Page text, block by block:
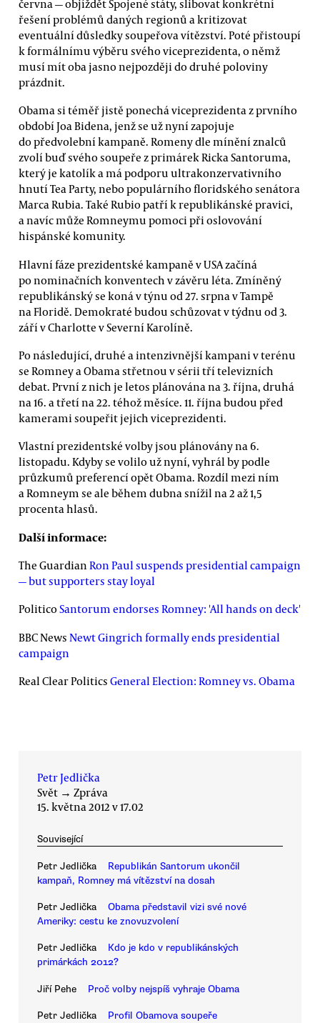
června — objíždět Spojené státy, slibovat konkrétní
řešení problémů daných regionů a kritizovat
eventuální důsledky soupeřova vítězství. Poté přistoupí
k formálnímu výběru svého viceprezidenta, o němž
musí mít oba jasno nejpozději do druhé poloviny
prázdnit.
Obama si téměř jistě ponechá viceprezidenta z prvního
období Joa Bidena, jenž se už nyní zapojuje
do předvolební kampaně. Romeny dle mínění znalců
zvolí buď svého soupeře z primárek Ricka Santoruma,
který je katolík a má podporu ultrakonzervativního
hnutí Tea Party, nebo populárního floridského senátora
Marca Rubia. Také Rubio patří k republikánské pravici,
a navíc může Romneymu pomoci při oslovování
hispánské komunity.
Hlavní fáze prezidentské kampaně v USA začíná
po nominačních konventech v závěru léta. Zmíněný
republikánský se koná v týnu od 27. srpna v Tampě
na Floridě. Demokraté budou schůzovat v týdnu od 3.
září v Charlotte v Severní Karolíně.
Po následující, druhé a intenzivnější kampani v terénu
se Romney a Obama střetnou v sérii tří televizních
debat. První z nich je letos plánována na 3. října, druhá
na 16. a třetí na 22. téhož měsíce. 11. října budou před
kamerami soupeřit jejich viceprezidenti.
Vlastní prezidentské volby jsou plánovány na 6.
listopadu. Kdyby se volilo už nyní, vyhrál by podle
průzkumů preferencí opět Obama. Rozdíl mezi ním
a Romneym se ale během dubna snížil na 2 až 1,5
procenta hlasů.
Další informace:
The Guardian Ron Paul suspends presidential campaign
— but supporters stay loyal
PoliticoSantorum endorses Romney: 'All hands on deck'
BBC News Newt Gingrich formally ends presidential
campaign
Real Clear Politics General Election: Romney vs. Obama
Petr Jedlička
Svět → Zpráva
15. května 2012 v 17.02
Související
Petr Jedlička
Republikán Santorum ukončil
kampaň, Romney má vítězství na dosah
Petr Jedlička
Obama představil vizi své nové
Ameriky: cestu ke znovuzvolení
Petr Jedlička
Kdo je kdo v republikánských
primárkách 2012?
Jiří Pehe Proč volby nejspíš vyhraje Obama
Petr Jedlička
Profil Obamova soupeře